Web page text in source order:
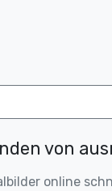
von
online